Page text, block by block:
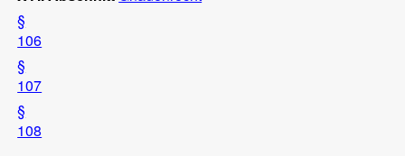
§
106
§
107
§
108